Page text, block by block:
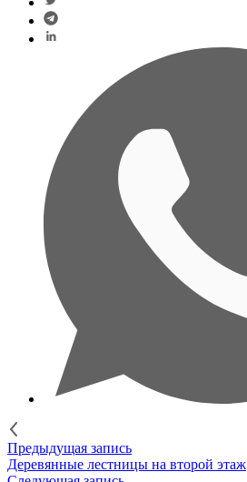
Предыдущая запись
Деревянные лестницы на второй этаж